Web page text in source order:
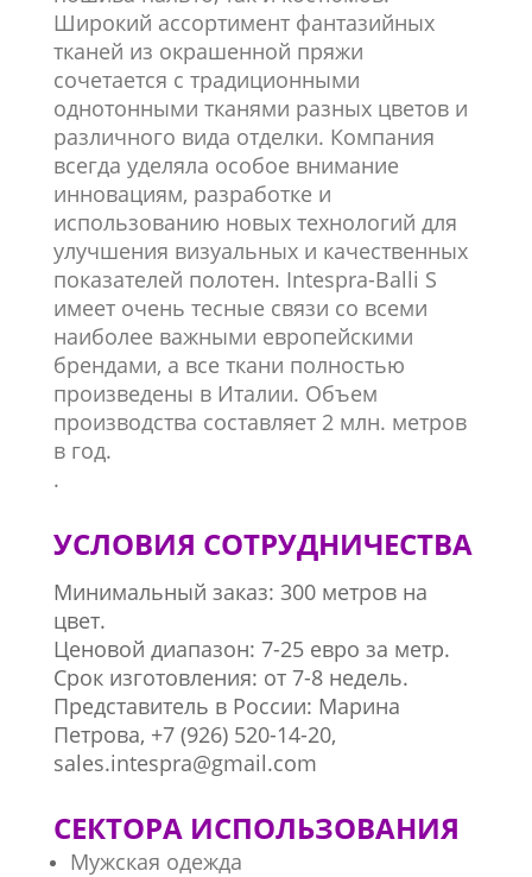
Широкий ассортимент фантазийных
тканей из окрашенной пряжи
сочетается с традиционными
однотонными тканями разных цветов и
различного вида отделки. Компания
всегда уделяла особое внимание
инновациям, разработке и
использованию новых технологий для
улучшения визуальных и качественных
показателей полотен. Intespra-Balli S
имеет очень тесные связи со всеми
наиболее важными европейскими
брендами, а все ткани полностью
произведены в Италии. Объем
производства составляет 2 млн. метров
в год.
.
УСЛОВИЯ СОТРУДНИЧЕСТВА
Минимальный заказ: 300 метров на
цвет.
Ценовой диапазон: 7-25 евро за метр.
Срок изготовления: от 7-8 недель.
Представитель в России: Марина
Петрова, +7 (926) 520-14-20,
sales.intespra@gmail.com
СЕКТОРА ИСПОЛЬЗОВАНИЯ
Мужская одежда